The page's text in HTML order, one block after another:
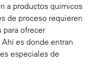
a productos químicos
de proceso requieren
para ofrecer
es donde entran
especiales de